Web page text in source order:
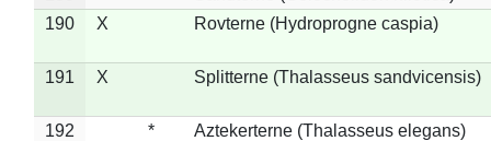
190
X Rovterne (Hydroprogne caspia)
191 X Splitterne (Thalasseus sandvicensis)
192 *
Aztekerterne (Thalasseus elegans)